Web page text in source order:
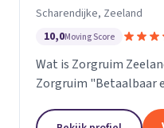
Scharendijke, Zeeland
10,0Moving Score
Wat is Zorgruim
Zorgruim "Betaalbaar
kleine verhuizingen.”